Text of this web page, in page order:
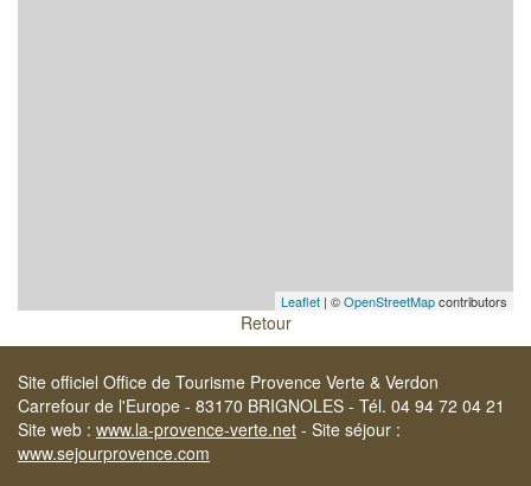
Leaflet | ©OpenStreetMapcontributors
Retour
Site officiel Office de Tourisme Provence Verte & Verdon
Carrefour de l'Europe - 83170 BRIGNOLES - Tél. 04 94 72 04 21
Site web : www.la-provence-verte.net - Site séjour :
www.sejourprovence.com